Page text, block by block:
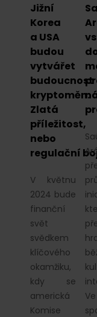
Jižní
Korea
a USA
budou
vytvářet
budoucnost
kryptoměn:
Zlatá
příležitost,
nebo
regulační
V květnu
2024 bude
finanční
svět
svědkem
klíčového
okamžiku,
kdy se
americká
Komise
Ve